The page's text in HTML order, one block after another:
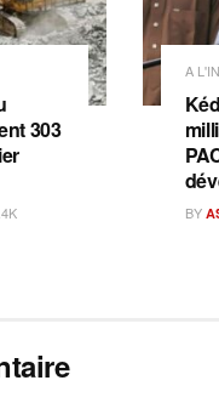
303
A
BY